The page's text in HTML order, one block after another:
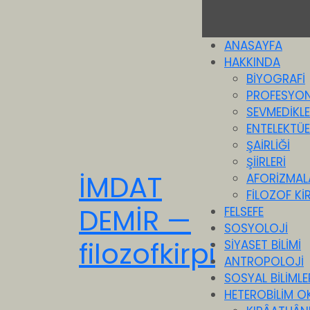
İMDAT
DEMİR —
filozofkirpi
ANASAYFA
HAKKINDA
BİYOGRAFİ
ŞAİRLİĞİ
ŞİİRLERİ
FİLOZOF
FELSEFE
SOSYOLOJİ
SİYASET BİLİMİ
ANTROPOLOJİ
SOSYAL
HETEROBİLİM